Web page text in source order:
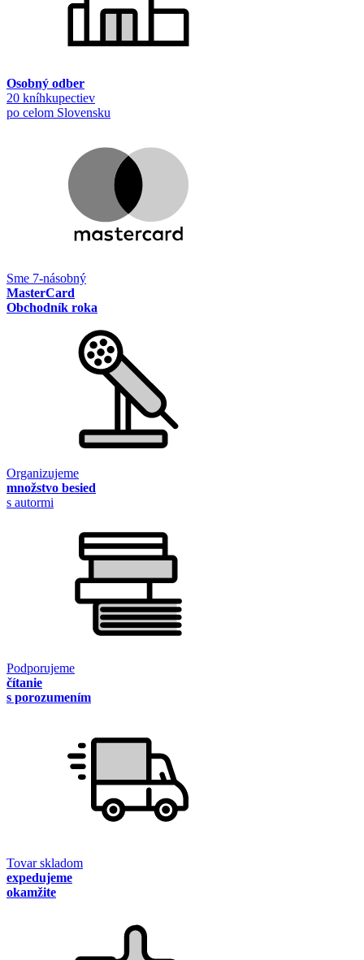
Osobný odber
20 kníhkupectiev
po celom Slovensku
Sme 7-násobný
MasterCard
Obchodník roka
Organizujeme
množstvo besied
s autormi
Podporujeme
čítanie
s porozumením
Tovar skladom
expedujeme
okamžite